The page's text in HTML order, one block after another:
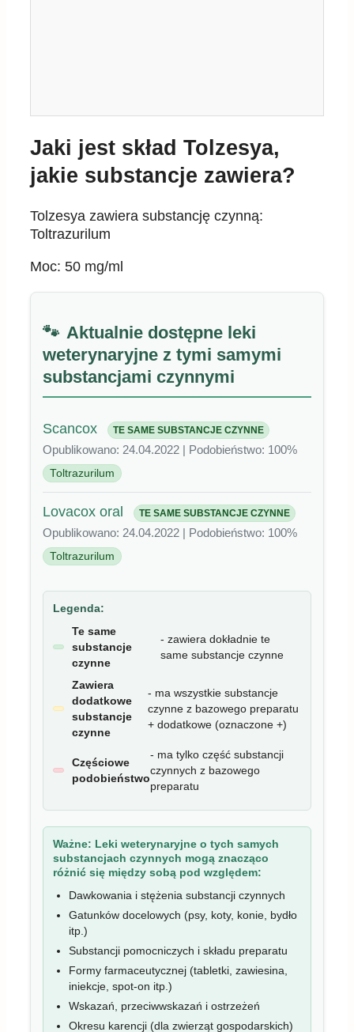
jakie substancje zawiera?
Toltrazurilum
weterynaryjne z tymi samymi
substancjami czynnymi
Opublikowano: 24.04.2022 | Podobieństwo: 100%
Toltrazurilum
Lovacox oral TE SAME SUBSTANCJE CZYNNE
Opublikowano: 24.04.2022 | Podobieństwo: 100%
Toltrazurilum
Legenda:
Te same
substancje
czynne
same substancje czynne
Zawiera
dodatkowe
substancje
czynne
czynne z bazowego preparatu
+ dodatkowe (oznaczone +)
podobieństwo
czynnych z bazowego
preparatu
Ważne:Leki weterynaryjne o tych samych
substancjach czynnych mogą znacząco
różnić się między sobą pod względem:
Dawkowania i stężenia substancji czynnych
Gatunków docelowych (psy, koty, konie, bydło
itp.)
Substancji pomocniczych i składu preparatu
Formy farmaceutycznej (tabletki, zawiesina,
iniekcje, spot-on itp.)
Wskazań, przeciwwskazań i ostrzeżeń
Okresu karencji (dla zwierząt gospodarskich)
Producenta i procesu wytwarzania